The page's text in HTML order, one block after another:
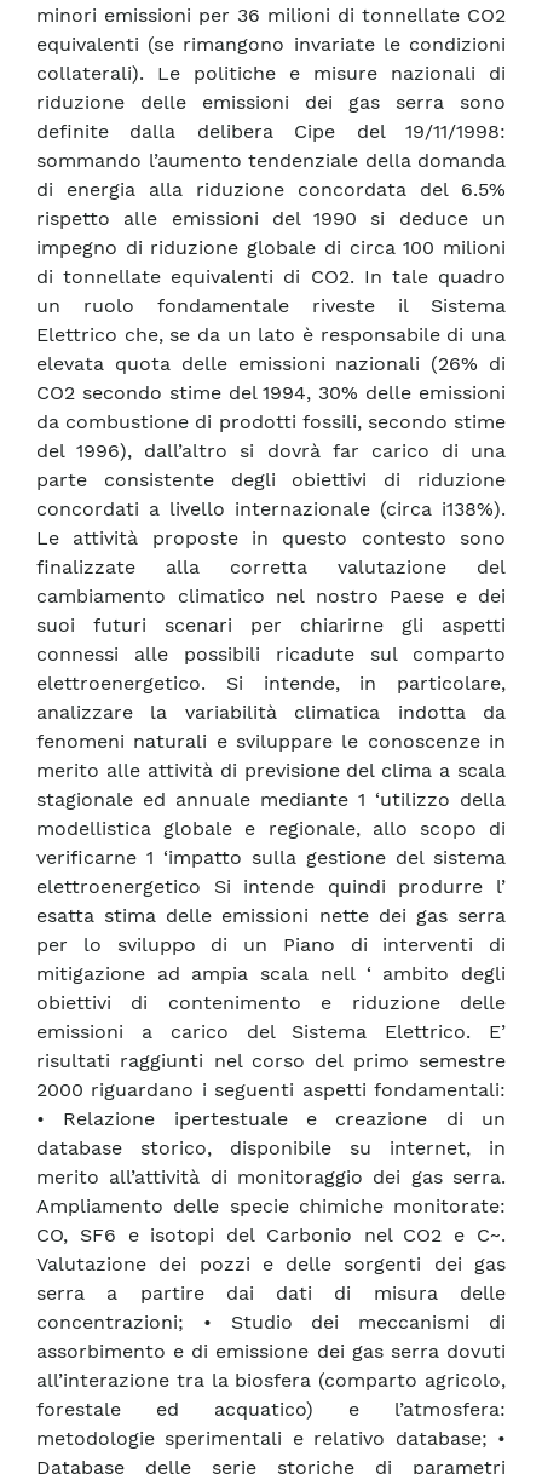
minori emissioni per 36 milioni di tonnellate CO2
equivalenti (se rimangono invariate le condizioni
collaterali). Le politiche e misure nazionali di
riduzione delle emissioni dei gas serra sono
definite dalla delibera Cipe del 19/11/1998:
sommando l’aumento tendenziale della domanda
di energia alla riduzione concordata del 6.5%
rispetto alle emissioni del 1990 si deduce un
impegno di riduzione globale di circa 100 milioni
di tonnellate equivalenti di CO2. In tale quadro
un ruolo fondamentale riveste il Sistema
Elettrico che, se da un lato è responsabile di una
elevata quota delle emissioni nazionali (26% di
CO2 secondo stime del 1994, 30% delle emissioni
da combustione di prodotti fossili, secondo stime
del 1996), dall’altro si dovrà far carico di una
parte consistente degli obiettivi di riduzione
concordati a livello internazionale (circa i138%).
Le attività proposte in questo contesto sono
finalizzate alla corretta valutazione del
cambiamento climatico nel nostro Paese e dei
suoi futuri scenari per chiarirne gli aspetti
connessi alle possibili ricadute sul comparto
elettroenergetico. Si intende, in particolare,
analizzare la variabilità climatica indotta da
fenomeni naturali e sviluppare le conoscenze in
merito alle attività di previsione del clima a scala
stagionale ed annuale mediante 1 ‘utilizzo della
modellistica globale e regionale, allo scopo di
verificarne 1 ‘impatto sulla gestione del sistema
elettroenergetico Si intende quindi produrre l’
esatta stima delle emissioni nette dei gas serra
per lo sviluppo di un Piano di interventi di
mitigazione ad ampia scala nell ‘ ambito degli
obiettivi di contenimento e riduzione delle
emissioni a carico del Sistema Elettrico. E’
risultati raggiunti nel corso del primo semestre
2000 riguardano i seguenti aspetti fondamentali:
• Relazione ipertestuale e creazione di un
database storico, disponibile su internet, in
merito all’attività di monitoraggio dei gas serra.
Ampliamento delle specie chimiche monitorate:
CO, SF6 e isotopi del Carbonio nel CO2 e C~.
Valutazione dei pozzi e delle sorgenti dei gas
serra a partire dai dati di misura delle
concentrazioni; • Studio dei meccanismi di
assorbimento e di emissione dei gas serra dovuti
all’interazione tra la biosfera (comparto agricolo,
forestale ed acquatico) e l’atmosfera:
metodologie sperimentali e relativo database; •
Database delle serie storiche di parametri